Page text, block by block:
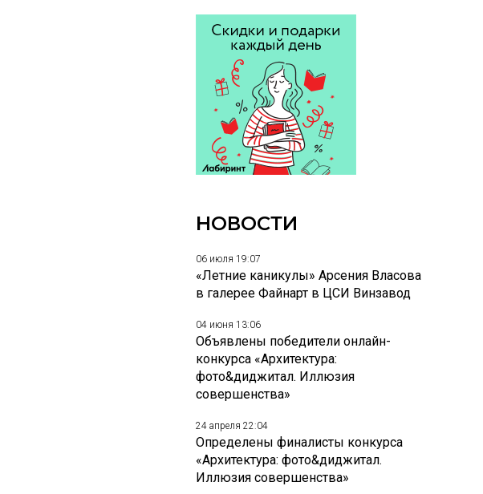
НОВОСТИ
06 июля 19:07
«Летние каникулы» Арсения Власова
в галерее Файнарт в ЦСИ Винзавод
04 июня 13:06
Объявлены победители онлайн-
конкурса «Архитектура:
фото&диджитал. Иллюзия
совершенства»
24 апреля 22:04
Определены финалисты конкурса
«Архитектура: фото&диджитал.
Иллюзия совершенства»